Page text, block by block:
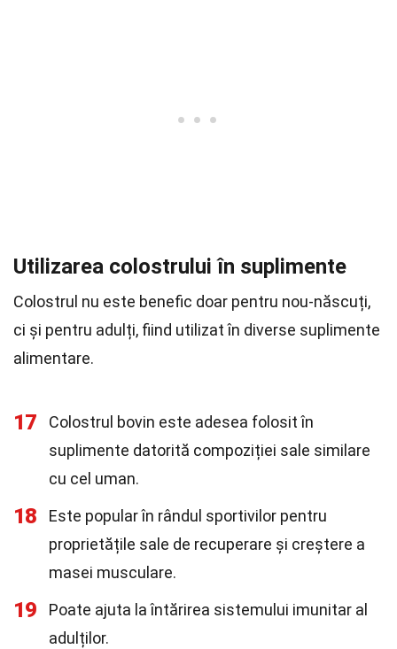
Utilizarea colostrului în suplimente
Colostrul nu este benefic doar pentru nou-născuți,
ci și pentru adulți, fiind utilizat în diverse suplimente
alimentare.
17
Colostrul bovin este adesea folosit în
suplimente datorită compoziției sale similare
cu cel uman.
18
Este popular în rândul sportivilor pentru
proprietățile sale de recuperare și creștere a
masei musculare.
19
Poate ajuta la întărirea sistemului imunitar al
adulților.